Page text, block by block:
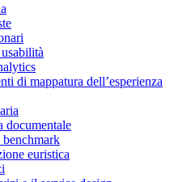
di mappatura dell’esperienza
documentale
euristica